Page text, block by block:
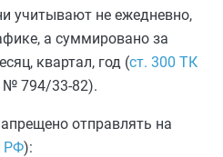
учитывают не ежедневно,
а суммировано за
квартал, год (ст. 300 ТК
№ 794/33-82).
отправлять на
РФ):